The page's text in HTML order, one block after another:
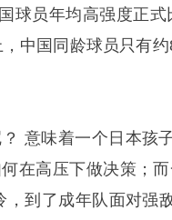
球员年均高强度正
中国同龄球员只有
意味着一个日本孩
在高压下做决策；
，到了成年队面对强